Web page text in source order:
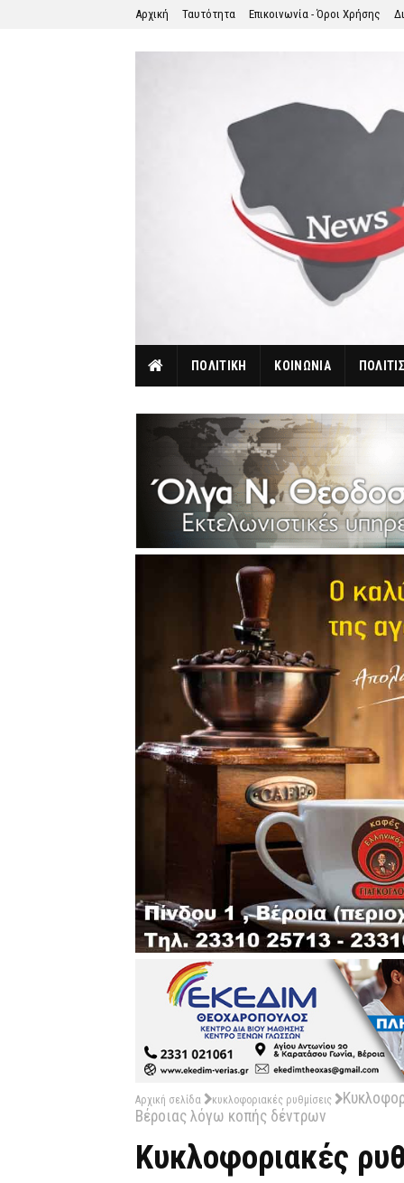
Αρχική Ταυτότητα Επικοινωνία - Όροι Χρήσης
ΠΟΛΙΤΙΚΗ ΚΟΙΝΩΝΙΑ
Αρχική σελίδα κυκλοφοριακές ρυθμίσεις
Βέροιας λόγω κοπής δέντρων
Κυκλοφοριακές